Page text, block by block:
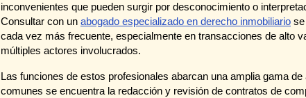
inconvenientes que pueden surgir por desconocimiento o
Consultar con un abogado especializado en derecho inmobiliario
cada vez más frecuente, especialmente en transacciones de alto
múltiples actores involucrados.
Las funciones de estos profesionales abarcan una amplia gama
comunes se encuentra la redacción y revisión de contratos de